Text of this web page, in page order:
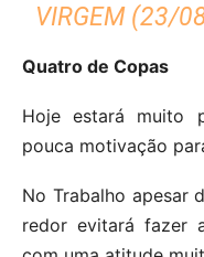
VIRGEM (23/
Quatro de Copas
Hoje estará muito
pouca motivação
No Trabalho apesar
redor evitará fazer